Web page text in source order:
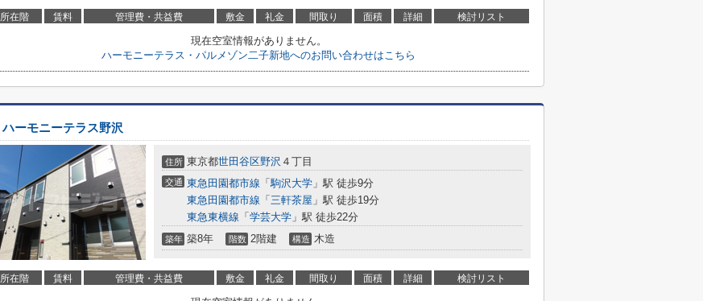
所在階 賃料 管理費・共益費 敷金 礼金 間取り 面積 詳細 検討リスト
現在空室情報がありません。
ハーモニーテラス・パルメゾン二子新地へのお問い合わせはこちら
ハーモニーテラス野沢
住所 東京都世田谷区野沢 ４丁目
交通 東急田園都市線 「駒沢大学 」駅 徒歩9分
東急田園都市線 「 三軒茶屋 」駅 徒歩19分
東急東横線 「 学芸大学 」駅 徒歩22分
築年 築8年 階数 2階建 構造 木造
所在階 賃料 管理費・共益費 敷金 礼金 間取り 面積 詳細 検討リスト